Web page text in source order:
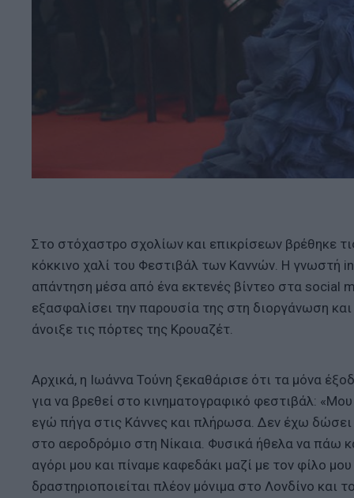
Στο στόχαστρο σχολίων και επικρίσεων βρέθηκε
κόκκινο χαλί του Φεστιβάλ των Καννών. Η γνωστή
απάντηση μέσα από ένα εκτενές βίντεο στα social
εξασφαλίσει την παρουσία της στη διοργάνωση
άνοιξε τις πόρτες της Κρουαζέτ.
Αρχικά, η Ιωάννα Τούνη ξεκαθάρισε ότι τα μόνα
για να βρεθεί στο κινηματογραφικό φεστιβάλ:
εγώ πήγα στις Κάννες και πλήρωσα. Δεν έχω
στο αεροδρόμιο στη Νίκαια. Φυσικά ήθελα να πάω
αγόρι μου και πίναμε καφεδάκι μαζί με τον φίλο
δραστηριοποιείται πλέον μόνιμα στο Λονδίνο και